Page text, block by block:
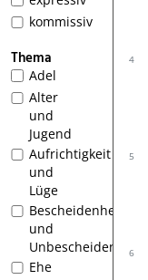
kommissiv
Thema
Adel
Alter
und
Jugend
Aufrichtigkeit
und
Lüge
Bescheidenheit
und
Unbescheidenheit
Ehe
4
5
6